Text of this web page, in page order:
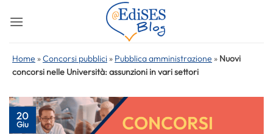
Home »Concorsi pubblici » Pubblica amministrazione » Nuovi
concorsi nelle Università: assunzioni in vari settori
20
Giu